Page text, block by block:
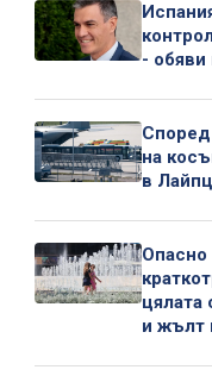
- обяви
Според
на
в
цялата
и жълт